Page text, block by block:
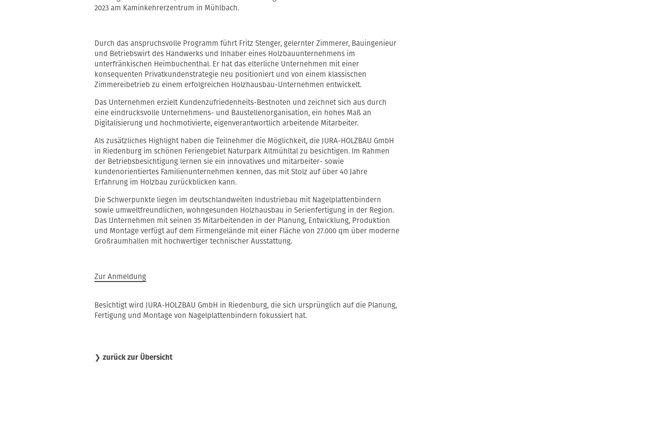
2023 am Kaminkehrerzentrum in Mühlbach.
Durch das anspruchsvolle Programm führt Fritz Stenger, gelernter Zimmerer, Bauingenieur
und Betriebswirt des Handwerks und Inhaber eines Holzbauunternehmens im
unterfränkischen Heimbuchenthal. Er hat das elterliche Unternehmen mit einer
konsequenten Privatkundenstrategie neu positioniert und von einem klassischen
Zimmereibetrieb zu einem erfolgreichen Holzhausbau-Unternehmen entwickelt.
Das Unternehmen erzielt Kundenzufriedenheits-Bestnoten und zeichnet sich aus durch
eine eindrucksvolle Unternehmens- und Baustellenorganisation, ein hohes Maß an
Digitalisierung und hochmotivierte, eigenverantwortlich arbeitende Mitarbeiter.
Als zusätzliches Highlight haben die Teilnehmer die Möglichkeit, die JURA-HOLZBAU GmbH
in Riedenburg im schönen Feriengebiet Naturpark Altmühltal zu besichtigen. Im Rahmen
der Betriebsbesichtigung lernen sie ein innovatives und mitarbeiter- sowie
kundenorientiertes Familienunternehmen kennen, das mit Stolz auf über 40 Jahre
Erfahrung im Holzbau zurückblicken kann.
Die Schwerpunkte liegen im deutschlandweiten Industriebau mit Nagelplattenbindern
sowie umweltfreundlichen, wohngesunden Holzhausbau in Serienfertigung in der Region.
Das Unternehmen mit seinen 35 Mitarbeitenden in der Planung, Entwicklung, Produktion
und Montage verfügt auf dem Firmengelände mit einer Fläche von 27.000 qm über moderne
Großraumhallen mit hochwertiger technischer Ausstattung.
Zur Anmeldung
Besichtigt wird JURA-HOLZBAU GmbH in Riedenburg, die sich ursprünglich auf die Planung,
Fertigung und Montage von Nagelplattenbindern fokussiert hat.
❯ zurück zur Übersicht